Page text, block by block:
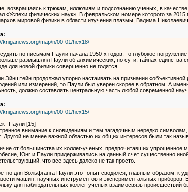
возвращаясь к трюкам, иллюзиям и подсознанию ученых, в
«Успехи физических наук». В февральском номере которого за
мировой физики в области изучения плазмы, Вадима
kniganews.org/map/n/00-01/hex18/
по письмам Паули начала 1950-х годов, то глубокое
размышлял Паули об алхимических, по сути, тайнах единства
для новой физики совершенно не годятся.
Эйнштейн продолжал упорно настаивать на признании
или измерений, то Паули был уверен скорее в обратном. А
должно составлять центральную часть любой современной
kniganews.org/map/n/00-01/hex15/
Паули [15]
внимание к сновидениям и тем загадочным нередко
Другой не менее важной областью их общих интересов были так
от большинства их коллег-ученых, предпочитавших
Юнг и Паули придерживались на данный счет существенно
что все здесь далеко не так просто.
для Вольфганга Паули этот опыт сводился, главным образом, к
машин, научных инструментов и экспериментальных приборов.
для наблюдательных коллег-ученых взаимосвязь происшествий